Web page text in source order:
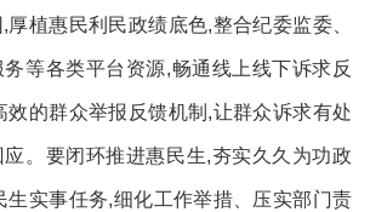
植惠民利民政绩底色,整合纪委监委、
等各类平台资源,畅通线上线下诉求反
效的群众举报反馈机制,让群众诉求有处
。要闭环推进惠民生,夯实久久为功政
生实事任务,细化工作举措、压实部门责